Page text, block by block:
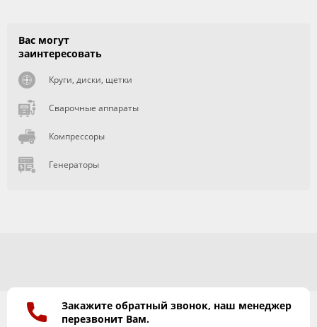
Вас могут
заинтересовать
Круги, диски, щетки
Сварочные аппараты
Компрессоры
Генераторы
Закажите обратный звонок, наш менеджер
перезвонит Вам.